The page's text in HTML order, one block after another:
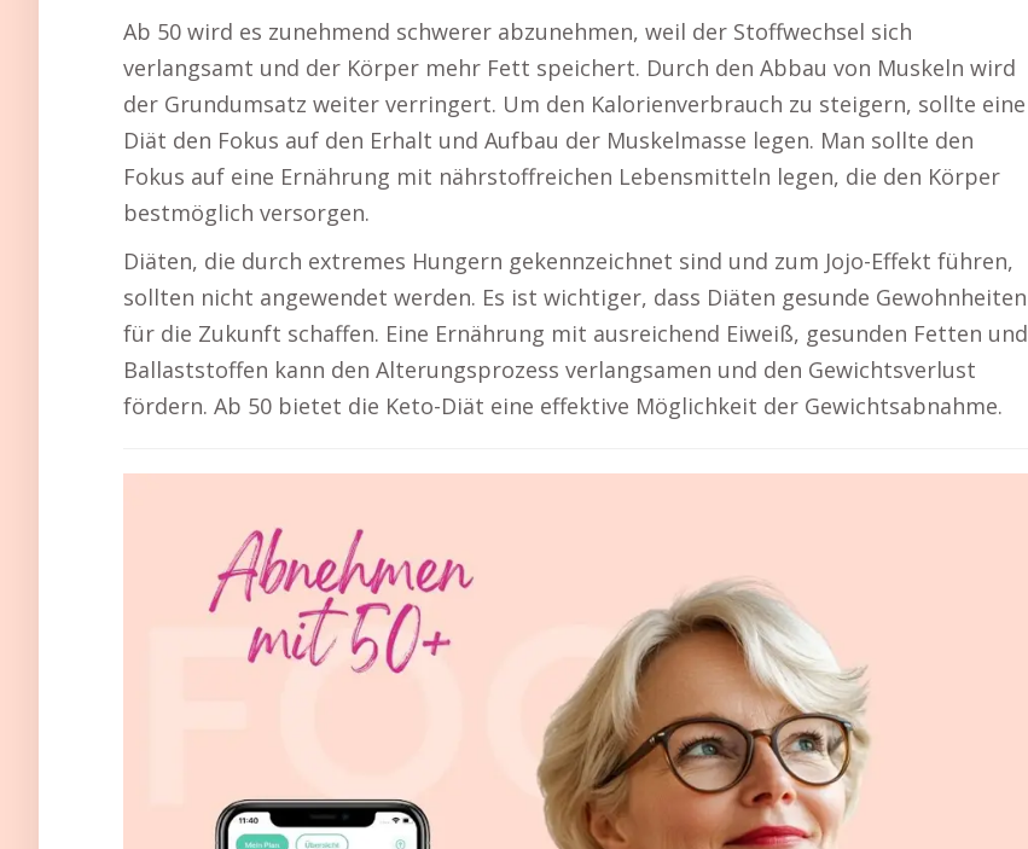
Ab 50 wird es zunehmend schwerer abzunehmen, weil der Stoffwechsel sich
verlangsamt und der Körper mehr Fett speichert. Durch den Abbau von Muskeln wird
der Grundumsatz weiter verringert. Um den Kalorienverbrauch zu steigern, sollte eine
Diät den Fokus auf den Erhalt und Aufbau der Muskelmasse legen. Man sollte den
Fokus auf eine Ernährung mit nährstoffreichen Lebensmitteln legen, die den Körper
bestmöglich versorgen.
Diäten, die durch extremes Hungern gekennzeichnet sind und zum Jojo-Effekt führen,
sollten nicht angewendet werden. Es ist wichtiger, dass Diäten gesunde Gewohnheiten
für die Zukunft schaffen. Eine Ernährung mit ausreichend Eiweiß, gesunden Fetten und
Ballaststoffen kann den Alterungsprozess verlangsamen und den Gewichtsverlust
fördern. Ab 50 bietet die Keto-Diät eine effektive Möglichkeit der Gewichtsabnahme.